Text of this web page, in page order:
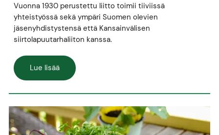
Vuonna 1930 perustettu liitto toimii tiiviissä
yhteistyössä sekä ympäri Suomen olevien
jäsenyhdistystensä että Kansainvälisen
siirtolapuutarhaliiton kanssa.
Lue lisää